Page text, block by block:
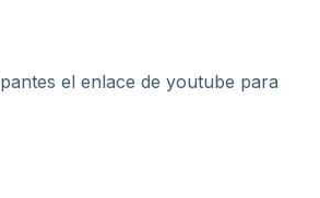
el enlace de youtube para